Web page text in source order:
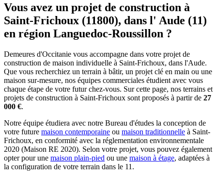
Vous avez un projet de construction à
Saint-Frichoux (11800), dans l' Aude (11)
en région Languedoc-Roussillon ?
Demeures d'Occitanie vous accompagne dans votre projet de
construction de maison individuelle à Saint-Frichoux, dans l'Aude.
Que vous recherchiez un terrain à bâtir, un projet clé en main ou une
maison sur-mesure, nos équipes commerciales étudient avec vous
chaque étape de votre futur chez-vous. Sur cette page, nos terrains et
projets de construction à Saint-Frichoux sont proposés à partir de 27
000 €.
Notre équipe étudiera avec notre Bureau d'études la conception de
votre future maison contemporaine ou maison traditionnelle à Saint-
Frichoux, en conformité avec la réglementation environnementale
2020 (Maison RE 2020). Selon votre projet, vous pouvez également
opter pour une maison plain-pied ou une maison à étage, adaptées à
la configuration de votre terrain dans le 11.